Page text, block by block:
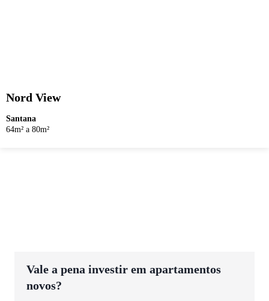
Nord View
Santana
64m² a 80m²
Vale a pena investir em apartamentos
novos?